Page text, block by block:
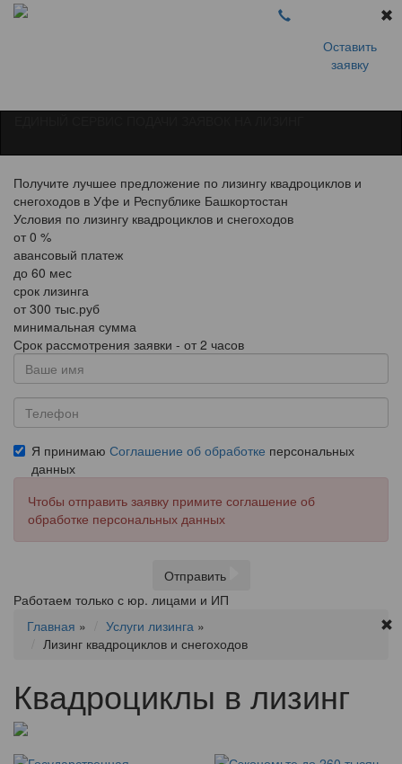
Оставить
заявку
Получите лучшее предложение по лизингу квадроциклов и
снегоходов в Уфе и Республике Башкортостан
Условия по лизингу квадроциклов и снегоходов
от 0 %
авансовый платеж
до 60 мес
срок лизинга
от 300 тыс.руб
минимальная сумма
Срок рассмотрения заявки - от 2 часов
Я принимаю Соглашение об обработке персональных
данных
Чтобы отправить заявку примите соглашение об
обработке персональных данных
Отправить
Работаем только с юр. лицами и ИП
Главная » Услуги лизинга »
Лизинг квадроциклов и снегоходов
Квадроциклы в лизинг